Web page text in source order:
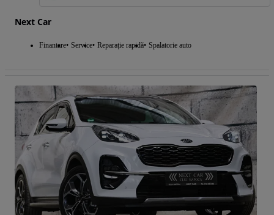
Next Car
Finantare Service Reparație rapidă Spalatorie auto